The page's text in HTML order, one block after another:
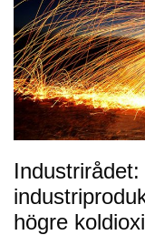
Industrirådet:
högre